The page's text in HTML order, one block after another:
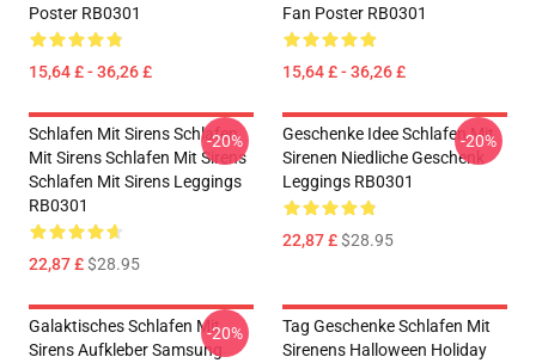
Poster RB0301
15,64 £ - 36,26 £
Fan Poster RB0301
15,64 £ - 36,26 £
Schlafen Mit Sirens Schlafen
Mit Sirens Schlafen Mit Sirens
Schlafen Mit Sirens Leggings
RB0301
22,87 £$28.95
-20%
Geschenke Idee Schlafen Mit
Sirenen Niedliche Geschenk
Leggings RB0301
22,87 £$28.95
-20%
Galaktisches Schlafen Mit
Sirens Aufkleber Samsung
-20%
Tag Geschenke Schlafen Mit
Sirenens Halloween Holiday